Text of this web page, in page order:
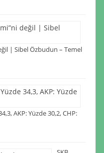
| Sibel Özbudun – Temel
AKP: Yüzde 30,2, CHP: